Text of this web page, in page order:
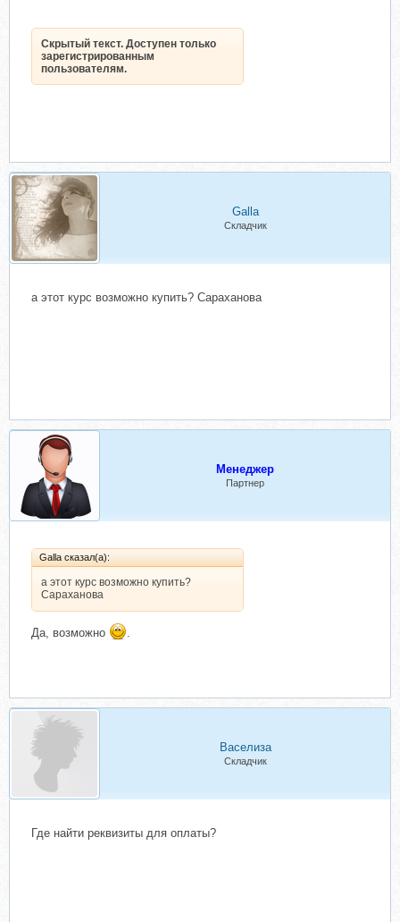
Скрытый текст. Доступен только
зарегистрированным
пользователям.
Galla
Складчик
а этот курс возможно купить? Сараханова
Менеджер
Партнер
Galla сказал(а):
а этот курс возможно купить?
Сараханова
Да, возможно
Васелиза
Складчик
Где найти реквизиты для оплаты?